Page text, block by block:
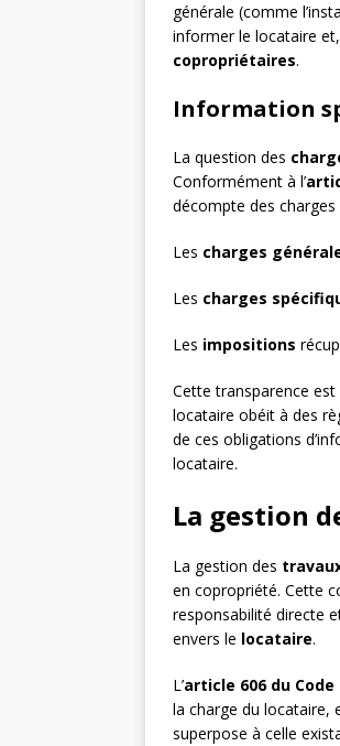
générale (comme
informer le locataire
copropriétaires.
Information
La question des
Conformément à l’
décompte des
Les charges
Les charges
Les impositions
Cette transparence
locataire obéit à des
de ces obligations
locataire.
La gestion
La gestion des
en copropriété. Cette
responsabilité directe
envers le locataire.
L’article 606 du Code
la charge du locataire,
superpose à celle